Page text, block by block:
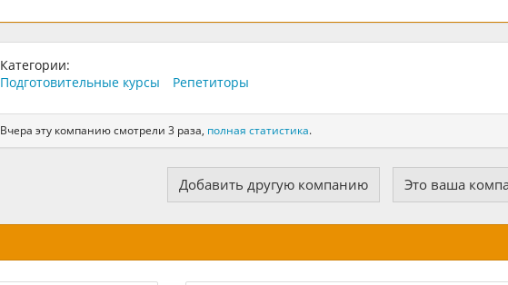
Категории:
Подготовительные курсы
Репетиторы
Вчера эту компанию смотрели 3 раза, полная статистика.
Добавить другую компанию Это ваша